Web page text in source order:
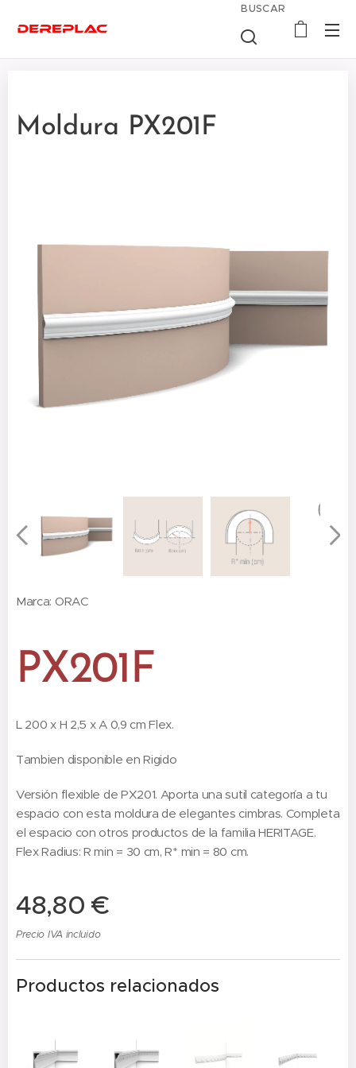
BUSCAR
Moldura PX201F
Marca: ORAC
PX201F
L 200 x H 2,5 x A 0,9 cm Flex.
Tambien disponible en Rigido
Versión flexible de PX201. Aporta una sutil categoría a tu
espacio con esta moldura de elegantes cimbras. Completa
el espacio con otros productos de la familia HERITAGE.
Flex Radius: R min = 30 cm, R* min = 80 cm.
48,80 €
Precio IVA incluido
Productos relacionados